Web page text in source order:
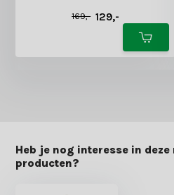
169,- 129,-
Heb je nog interesse in
producten?